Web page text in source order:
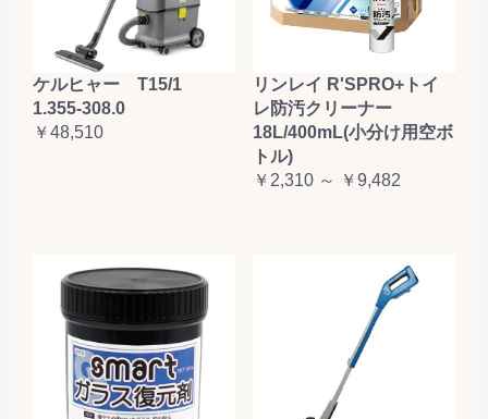
ケルヒャー T15/1
1.355-308.0
￥48,510
リンレイ R'SPRO+トイ
レ防汚クリーナー
18L/400mL(小分け用空ボ
トル)
￥2,310 ～ ￥9,482